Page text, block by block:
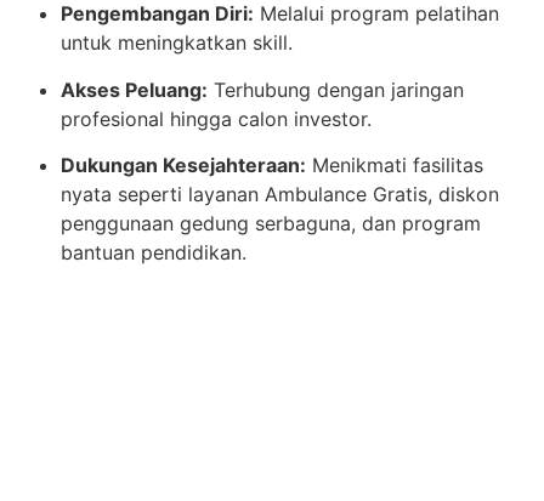
Pengembangan Diri: Melalui program pelatihan
untuk meningkatkan skill.
Akses Peluang: Terhubung dengan jaringan
profesional hingga calon investor.
Dukungan Kesejahteraan: Menikmati fasilitas
nyata seperti layanan Ambulance Gratis, diskon
penggunaan gedung serbaguna, dan program
bantuan pendidikan.